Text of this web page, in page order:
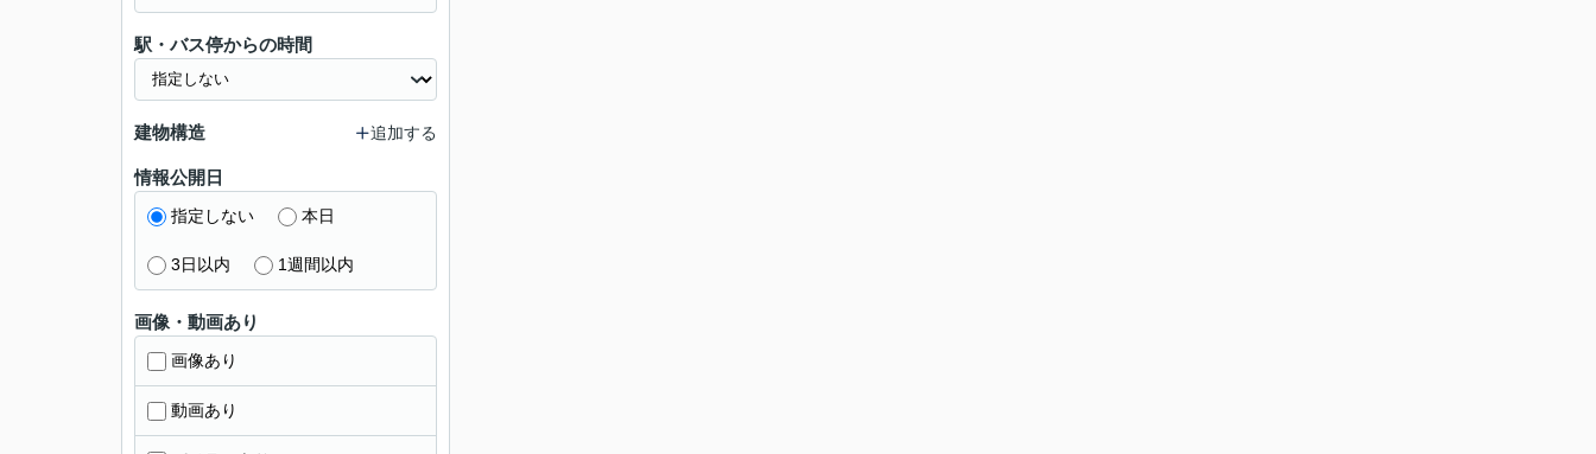
駅・バス停からの時間
建物構造 追加する
情報公開日
指定しない 本日
3日以内 1週間以内
画像・動画あり
画像あり
動画あり